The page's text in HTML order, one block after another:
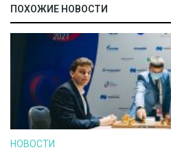
ПОХОЖИЕ НОВОСТИ
НОВОСТИ